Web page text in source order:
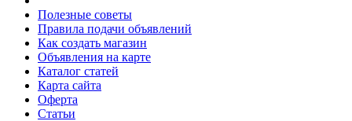
Полезные советы
Правила подачи объявлений
Как создать магазин
Объявления на карте
Каталог статей
Карта сайта
Оферта
Статьи